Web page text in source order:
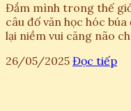
Đắm mình trong thế
câu đố văn học hóc
lại niềm vui căng não
26/05/2025 Đọc tiếp